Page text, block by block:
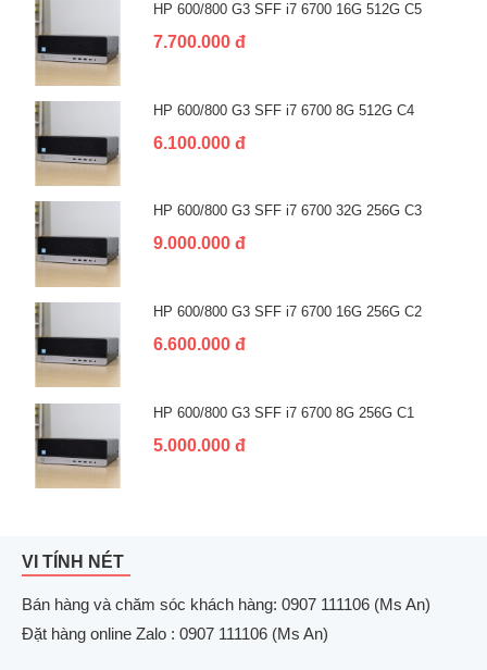
HP 600/800 G3 SFF i7 6700 16G 512G C5
7.700.000 đ
HP 600/800 G3 SFF i7 6700 8G 512G C4
6.100.000 đ
HP 600/800 G3 SFF i7 6700 32G 256G C3
9.000.000 đ
HP 600/800 G3 SFF i7 6700 16G 256G C2
6.600.000 đ
HP 600/800 G3 SFF i7 6700 8G 256G C1
5.000.000 đ
VI TÍNH NÉT
Bán hàng và chăm sóc khách hàng: 0907 111106 (Ms An)
Đặt hàng online Zalo : 0907 111106 (Ms An)